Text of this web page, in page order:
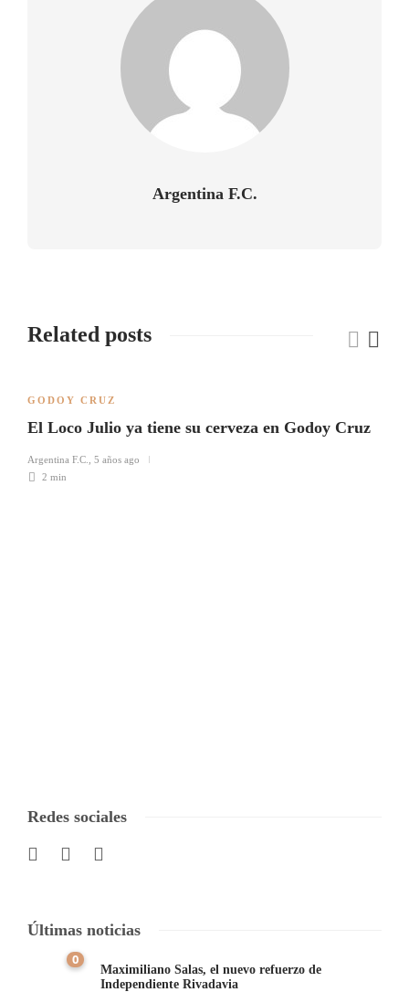
Argentina F.C.
Related posts
GODOY CRUZ
El Loco Julio ya tiene su cerveza en Godoy Cruz
Argentina F.C.
5 años ago
2 min
Redes sociales
Últimas noticias
0
Maximiliano Salas, el nuevo refuerzo de
Independiente Rivadavia